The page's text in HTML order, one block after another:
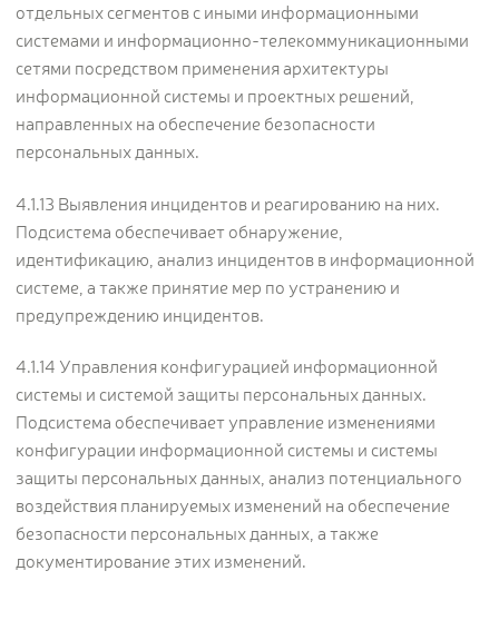
отдельных сегментов с иными информационными
системами и информационно-телекоммуникационными
сетями посредством применения архитектуры
информационной системы и проектных решений,
направленных на обеспечение безопасности
персональных данных.
4.1.13 Выявления инцидентов и реагированию на них.
Подсистема обеспечивает обнаружение,
идентификацию, анализ инцидентов в информационной
системе, а также принятие мер по устранению и
предупреждению инцидентов.
4.1.14 Управления конфигурацией информационной
системы и системой защиты персональных данных.
Подсистема обеспечивает управление изменениями
конфигурации информационной системы и системы
защиты персональных данных, анализ потенциального
воздействия планируемых изменений на обеспечение
безопасности персональных данных, а также
документирование этих изменений.